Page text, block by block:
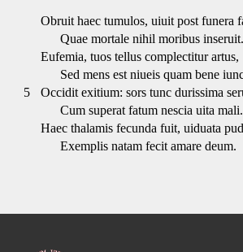
Obruit haec tumulos, uiuit post funera
Quae mortale nihil moribus inseruit.
Eufemia, tuos tellus complectitur artus,
Sed mens est niueis quam bene
5
Occidit exitium: sors tunc durissima
Cum superat fatum nescia uita mali.
Haec thalamis fecunda fuit, uiduata
Exemplis natam fecit amare deum.